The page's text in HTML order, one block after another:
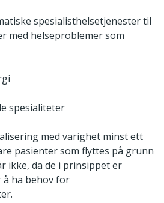
spesialisthelsetjenester til
med helseproblemer som
spesialiteter
med varighet minst ett
pasienter som flyttes på grunn
ikke, da de i prinsippet er
ha behov for